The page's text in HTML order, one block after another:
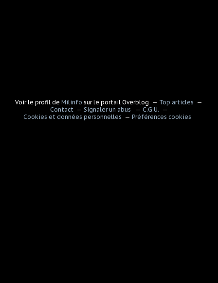
Voir le profil deMilinfo sur le portail Overblog
Top articles
Contact
Signaler un abus
C.G.U.
Cookies et données personnelles
Préférences cookies